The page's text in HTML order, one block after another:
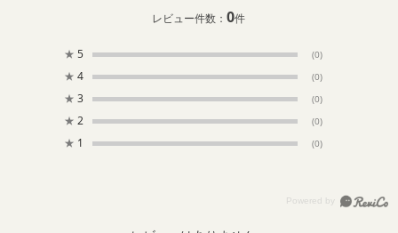
レビュー件数：0件
★ 5 (0)
★ 4 (0)
★ 3 (0)
★ 2 (0)
★ 1 (0)